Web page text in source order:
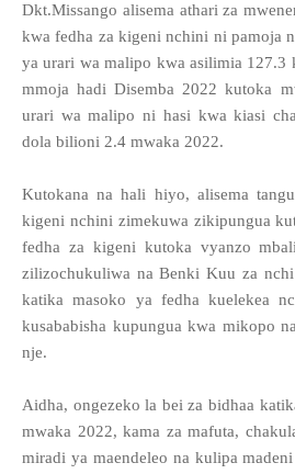
Dkt.Missango alisema athari za
kwa fedha za kigeni nchini ni pamoja
ya urari wa malipo kwa asilimia 127.3
mmoja hadi Disemba 2022 kutoka
urari wa malipo ni hasi kwa kiasi
dola bilioni 2.4 mwaka 2022.
Kutokana na hali hiyo, alisema
kigeni nchini zimekuwa zikipungua
fedha za kigeni kutoka vyanzo
zilizochukuliwa na Benki Kuu za
katika masoko ya fedha kuelekea
kusababisha kupungua kwa mikopo
nje.
Aidha, ongezeko la bei za bidhaa
mwaka 2022, kama za mafuta,
miradi ya maendeleo na kulipa